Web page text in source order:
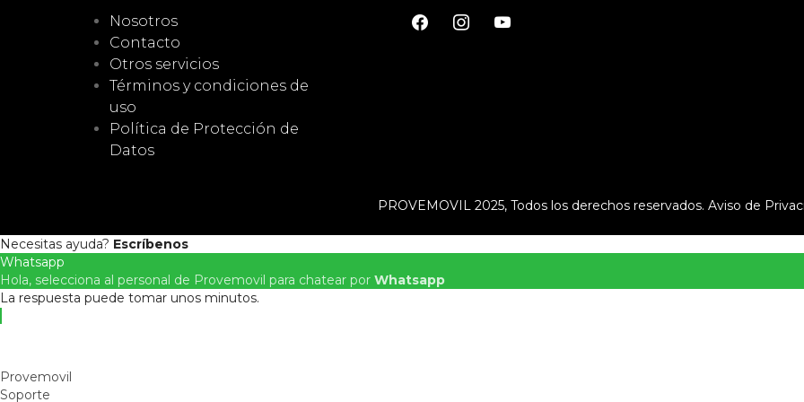
Nosotros
Contacto
Otros servicios
Términos y condiciones de
uso
Política de Protección de
Datos
PROVEMOVIL 2025, Todos los derechos reservados. Aviso de
Necesitas ayuda? Escríbenos
Whatsapp
Hola, selecciona al personal de Provemovil para chatear por Whatsapp
La respuesta puede tomar unos minutos.
Provemovil
Soporte